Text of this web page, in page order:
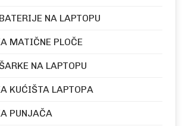
NA LAPTOPU
MATIČNE PLOČE
NA LAPTOPU
KUĆIŠTA LAPTOPA
PUNJAČA